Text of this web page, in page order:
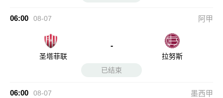
06:00 08-07 阿甲
圣塔菲联
-
拉努斯
已结束
06:00 08-07 墨西甲